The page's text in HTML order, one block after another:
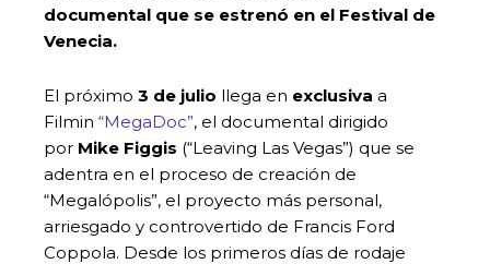
documental que se estrenó en el Festival de
Venecia.
El próximo 3 de julio llega en exclusiva a
Filmin “MegaDoc”, el documental dirigido
por Mike Figgis (“Leaving Las Vegas”) que se
adentra en el proceso de creación de
“Megalópolis”, el proyecto más personal,
arriesgado y controvertido de Francis Ford
Coppola. Desde los primeros días de rodaje